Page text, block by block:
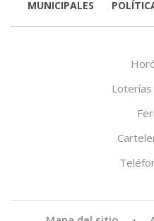
MUNICIPALES
Loterías